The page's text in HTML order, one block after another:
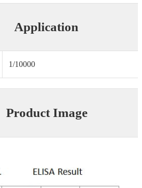
Application
1/10000
Product Image